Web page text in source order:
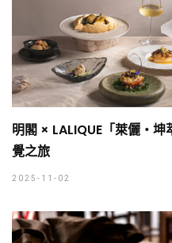
明閣 × LALIQUE「萊儷‧
覺之旅
2025-11-02